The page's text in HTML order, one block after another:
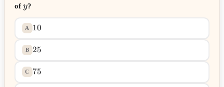
ofy?
A 10
B 25
C 75